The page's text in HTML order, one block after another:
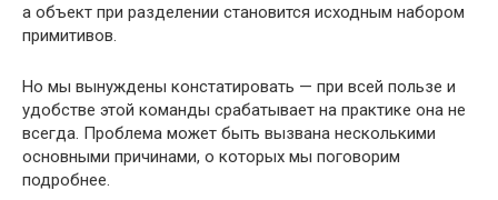
а объект при разделении становится исходным набором
примитивов.
Но мы вынуждены констатировать — при всей пользе и
удобстве этой команды срабатывает на практике она не
всегда. Проблема может быть вызвана несколькими
основными причинами, о которых мы поговорим
подробнее.